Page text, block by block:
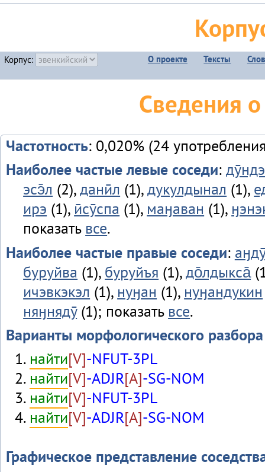
Корпус: О проекте Тексты
Сведения
Частотность: 0,020% (24
Наиболее частые левые соседи:
эсэ̄л (2),данӣл (1),дукулдынал (1),
ирэ (1), ӣсӯспа (1), маӈаван (1),
показать все.
Наиболее частые правые соседи: аӈдӯ
буруйва (1), буруйъя (1),до̄лдыкса̄
ичэвкэкэл (1), нуӈан (1), нуӈандукин
няӈнядӯ(1); показать все.
Варианты морфологического разбора
найти[V]-NFUT-3PL
найти[V]-ADJR[A]-SG-NOM
найти[V]-NFUT-3PL
найти[V]-ADJR[A]-SG-NOM
Графическое представление